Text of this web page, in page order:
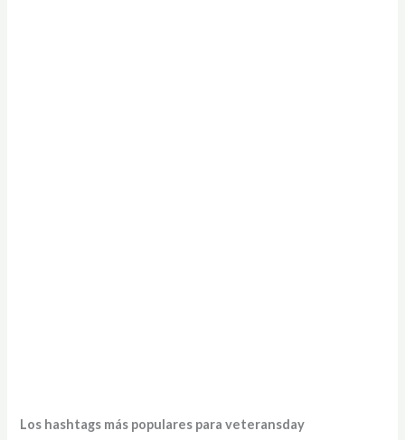
Los hashtags más populares para veteransday